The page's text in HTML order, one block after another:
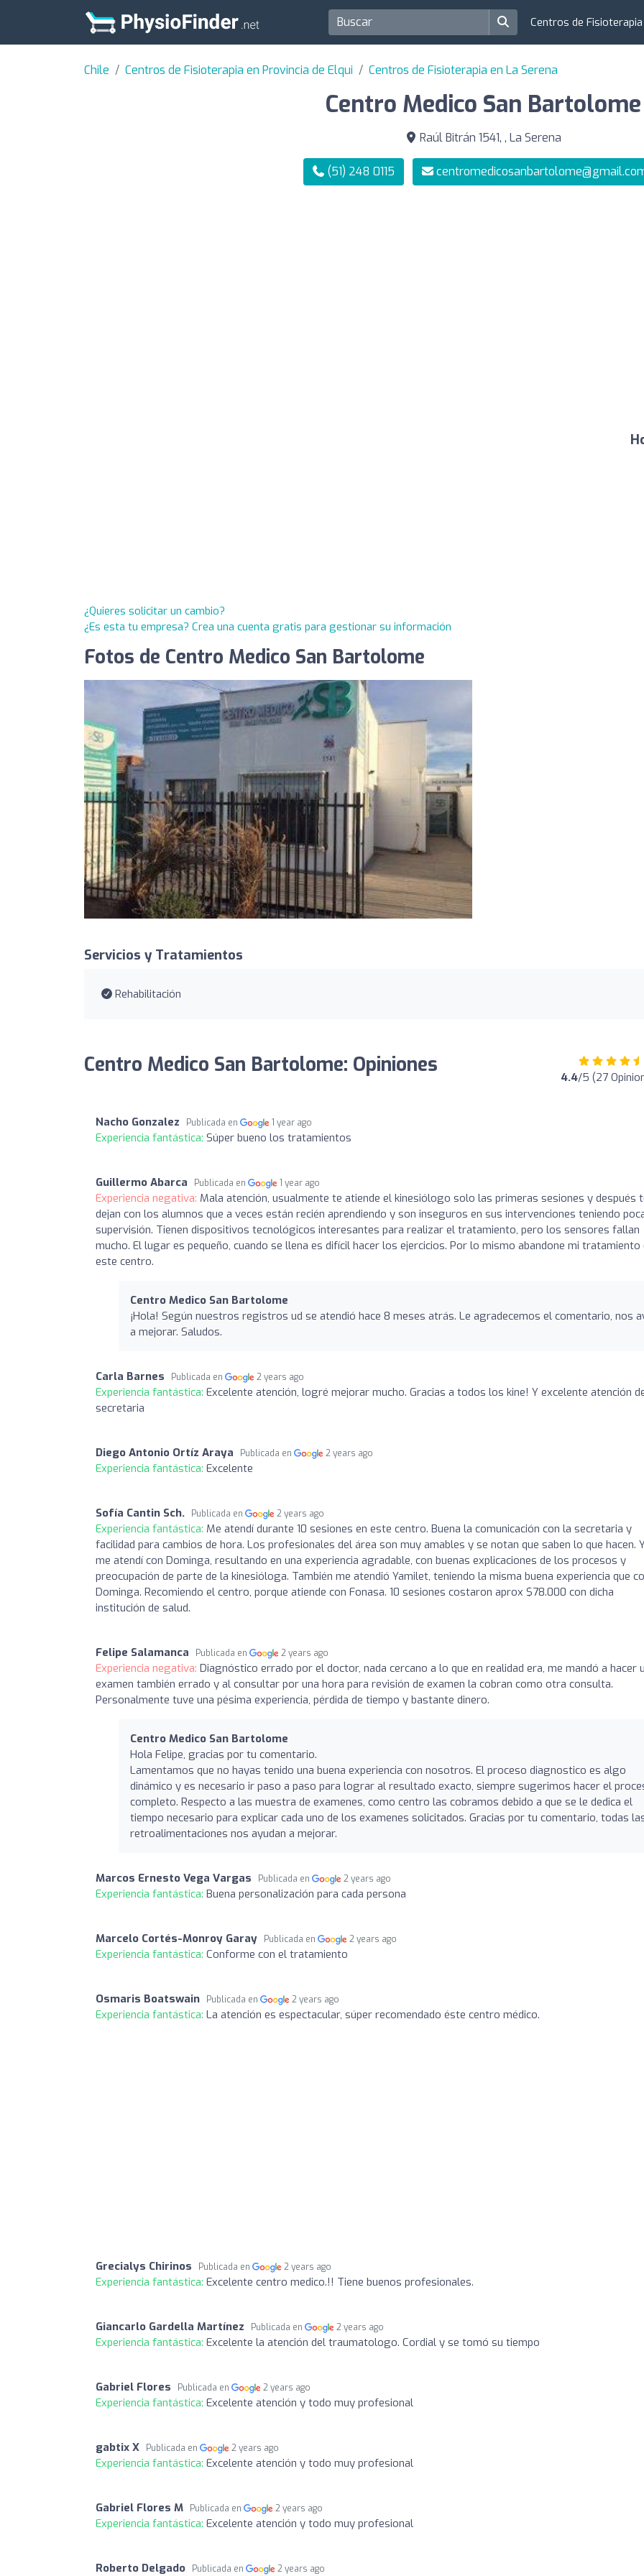
Centros de Fisioterapia
Chile Centros de Fisioterapia en Provincia de Elqui Centros de Fisioterapia en La Serena
Centro Medico San Bartolome
Raúl Bitrán 1541, , La Serena
(51) 248 0115
¿Quieres solicitar un cambio?
¿Es esta tu empresa? Crea una cuenta gratis para gestionar su información
Fotos de Centro Medico San Bartolome
Servicios y Tratamientos
Rehabilitación
Centro Medico San Bartolome: Opiniones 4.4/5 (27
Nacho Gonzalez Publicada en 1 year ago
Experiencia fantástica: Súper bueno los tratamientos
Guillermo Abarca Publicada en 1 year ago
Experiencia negativa: Mala atención, usualmente te atiende el kinesiólogo solo las primeras sesiones y después
dejan con los alumnos que a veces están recién aprendiendo y son inseguros en sus intervenciones teniendo
supervisión. Tienen dispositivos tecnológicos interesantes para realizar el tratamiento, pero los sensores fallan
mucho. El lugar es pequeño, cuando se llena es difícil hacer los ejercicios. Por lo mismo abandone mi tratamiento
este centro.
Centro Medico San Bartolome
¡Hola! Según nuestros registros ud se atendió hace 8 meses atrás. Le agradecemos el comentario, nos
a mejorar. Saludos.
Carla Barnes Publicada en 2 years ago
Experiencia fantástica: Excelente atención, logré mejorar mucho. Gracias a todos los kine! Y excelente atención
secretaria
Diego Antonio Ortíz Araya Publicada en 2 years ago
Experiencia fantástica: Excelente
Sofía Cantin Sch. Publicada en 2 years ago
Experiencia fantástica: Me atendí durante 10 sesiones en este centro. Buena la comunicación con la secretaria y
facilidad para cambios de hora. Los profesionales del área son muy amables y se notan que saben lo que hacen.
me atendí con Dominga, resultando en una experiencia agradable, con buenas explicaciones de los procesos y
preocupación de parte de la kinesióloga. También me atendió Yamilet, teniendo la misma buena experiencia que
Dominga. Recomiendo el centro, porque atiende con Fonasa. 10 sesiones costaron aprox $78.000 con dicha
institución de salud.
Felipe Salamanca Publicada en 2 years ago
Experiencia negativa: Diagnóstico errado por el doctor, nada cercano a lo que en realidad era, me mandó a hacer
examen también errado y al consultar por una hora para revisión de examen la cobran como otra consulta.
Personalmente tuve una pésima experiencia, pérdida de tiempo y bastante dinero.
Centro Medico San Bartolome
Hola Felipe, gracias por tu comentario.
Lamentamos que no hayas tenido una buena experiencia con nosotros. El proceso diagnostico es algo
dinámico y es necesario ir paso a paso para lograr al resultado exacto, siempre sugerimos hacer el
completo. Respecto a las muestra de examenes, como centro las cobramos debido a que se le dedica el
tiempo necesario para explicar cada uno de los examenes solicitados. Gracias por tu comentario, todas
retroalimentaciones nos ayudan a mejorar.
Marcos Ernesto Vega Vargas Publicada en 2 years ago
Experiencia fantástica: Buena personalización para cada persona
Marcelo Cortés-Monroy Garay Publicada en 2 years ago
Experiencia fantástica: Conforme con el tratamiento
Osmaris Boatswain Publicada en 2 years ago
Experiencia fantástica: La atención es espectacular, súper recomendado éste centro médico.
Grecialys Chirinos Publicada en 2 years ago
Experiencia fantástica: Excelente centro medico.!! Tiene buenos profesionales.
Giancarlo Gardella Martínez Publicada en 2 years ago
Experiencia fantástica: Excelente la atención del traumatologo. Cordial y se tomó su tiempo
Gabriel Flores Publicada en 2 years ago
Experiencia fantástica: Excelente atención y todo muy profesional
gabtix X Publicada en 2 years ago
Experiencia fantástica: Excelente atención y todo muy profesional
Gabriel Flores M Publicada en 2 years ago
Experiencia fantástica: Excelente atención y todo muy profesional
Roberto Delgado Publicada en 2 years ago